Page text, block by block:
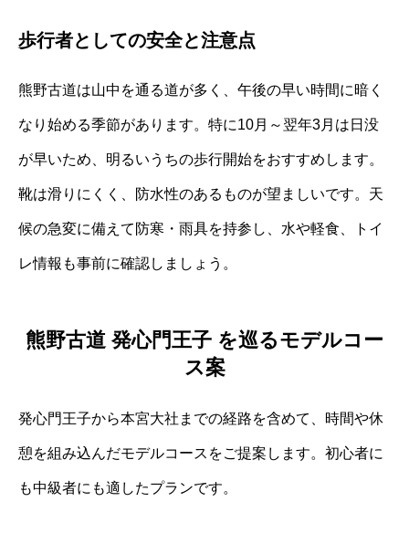
歩行者としての安全と注意点
熊野古道は山中を通る道が多く、午後の早い時間に暗く
なり始める季節があります。特に10月～翌年3月は日没
が早いため、明るいうちの歩行開始をおすすめします。
靴は滑りにくく、防水性のあるものが望ましいです。天
候の急変に備えて防寒・雨具を持参し、水や軽食、トイ
レ情報も事前に確認しましょう。
熊野古道 発心門王子 を巡るモデルコー
ス案
発心門王子から本宮大社までの経路を含めて、時間や休
憩を組み込んだモデルコースをご提案します。初心者に
も中級者にも適したプランです。